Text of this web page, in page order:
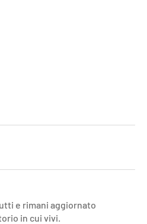
e rimani aggiornato
in cui vivi.